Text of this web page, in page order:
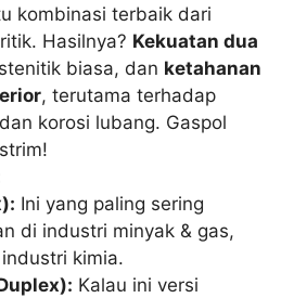
kombinasi terbaik dari
Hasilnya? Kekuatan dua
biasa, dan ketahanan
, terutama terhadap
korosi lubang. Gaspol
Ini yang paling sering
di industri minyak & gas,
kimia.
Kalau ini versi